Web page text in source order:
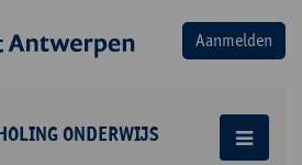
ONDERWIJS